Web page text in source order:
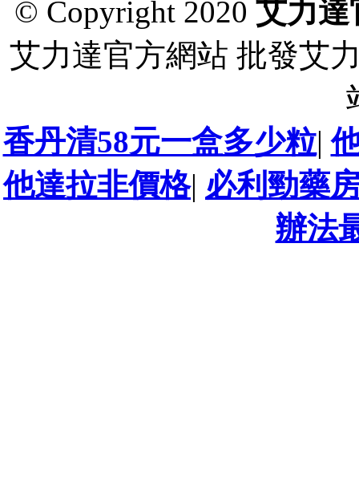
© Copyright 2020 艾力達
艾力達官方網站 批發艾
香丹清58元一盒多少粒|
他達拉非價格| 必利勁藥
辦法